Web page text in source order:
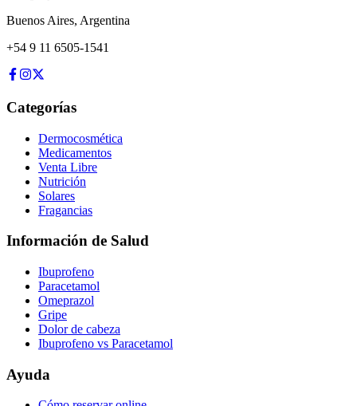
Buenos Aires, Argentina
+54 9 11 6505-1541
Categorías
Dermocosmética
Medicamentos
Venta Libre
Nutrición
Solares
Fragancias
Información de Salud
Ibuprofeno
Paracetamol
Omeprazol
Gripe
Dolor de cabeza
Ibuprofeno vs Paracetamol
Ayuda